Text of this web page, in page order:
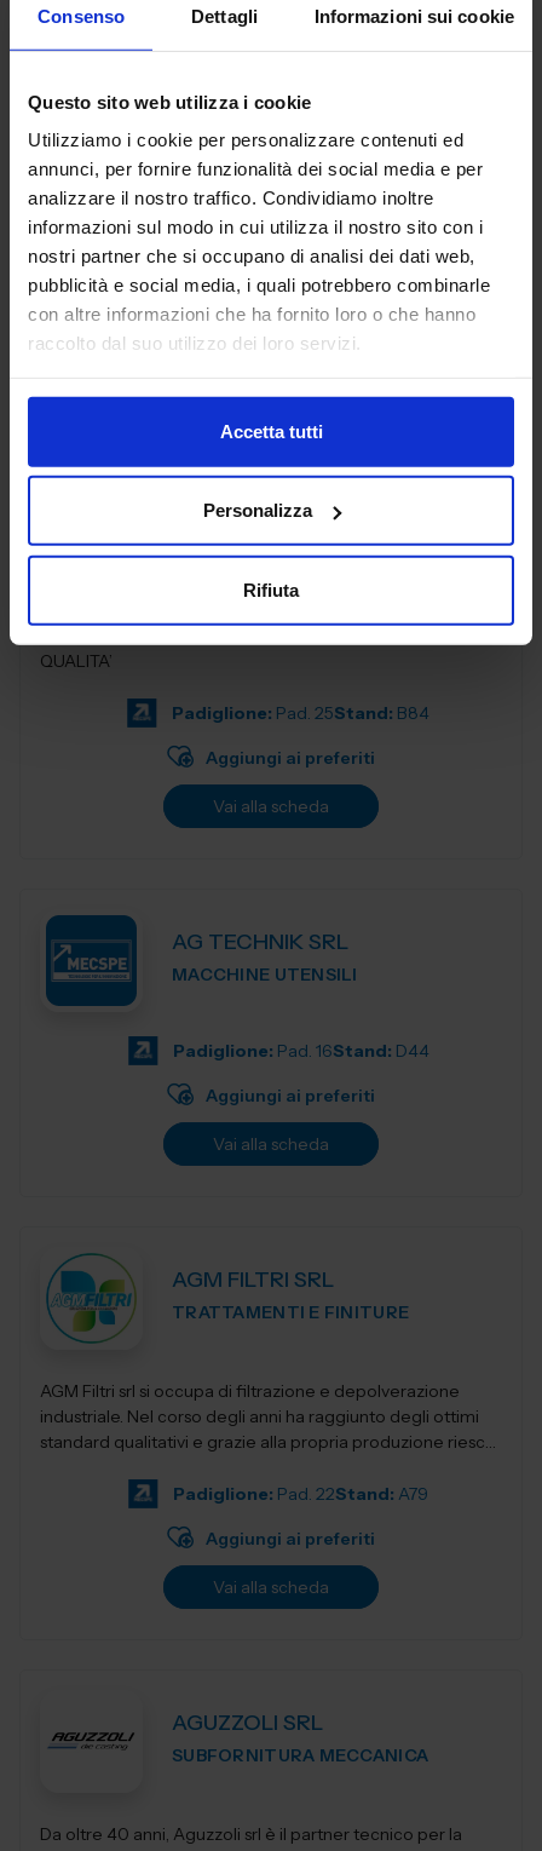
Consenso Dettagli Informazioni sui cookie
Questo sito web utilizza i cookie
Utilizziamo i cookie per personalizzare contenuti ed
annunci, per fornire funzionalità dei social media e per
analizzare il nostro traffico. Condividiamo inoltre
informazioni sul modo in cui utilizza il nostro sito con i
nostri partner che si occupano di analisi dei dati web,
pubblicità e social media, i quali potrebbero combinarle
con altre informazioni che ha fornito loro o che hanno
raccolto dal suo utilizzo dei loro servizi.
Accetta tutti
Personalizza
Rifiuta
TRATTAMENTI E FINITURE
Aerre Lab è un’azienda di alto artigianato tecnologico
partner qualificato per realtà dei settori moda, design,
Unendo tradizione...
Padiglione:Pad. 22Stand: C13
Aggiungi ai preferiti
AFATAC SRL
SUBFORNITURA MECCANICA
QUALITA’
Padiglione: Pad. 25Stand: B84
Aggiungi ai preferiti
Vai alla scheda
AG TECHNIK SRL
MACCHINE UTENSILI
Padiglione: Pad. 16Stand: D44
Aggiungi ai preferiti
Vai alla scheda
AGM FILTRI SRL
TRATTAMENTI E FINITURE
AGM Filtri srl si occupa di filtrazione e depolverazione
industriale. Nel corso degli anni ha raggiunto degli ottimi
standard qualitativi e grazie alla propria produzione riesce
Padiglione: Pad. 22Stand: A79
Aggiungi ai preferiti
Vai alla scheda
AGUZZOLI SRL
SUBFORNITURA MECCANICA
Da oltre 40 anni, Aguzzoli srl è il partner tecnico per la